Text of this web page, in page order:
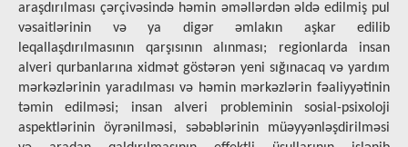
araşdırılması çərçivəsində həmin əməllərdən əldə edilmiş pul
vəsaitlərinin və ya digər əmlakın aşkar edilib
leqallaşdırılmasının qarşısının alınması; regionlarda insan
alveri qurbanlarına xidmət göstərən yeni sığınacaq və yardım
mərkəzlərinin yaradılması və həmin mərkəzlərin fəaliyyətinin
təmin edilməsi; insan alveri probleminin sosial-psixoloji
aspektlərinin öyrənilməsi, səbəblərinin müəyyənləşdirilməsi